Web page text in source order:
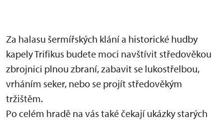
Za halasu šermířských klání a historické hudby
kapely Trifikus budete moci navštívit středověkou
zbrojnici plnou zbraní, zabavit se lukostřelbou,
vrháním seker, nebo se projít středověkým
tržištěm.
Po celém hradě na vás také čekají ukázky starých